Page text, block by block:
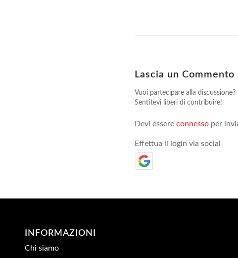
Lascia un Commento
Vuoi partecipare alla discussione?
Sentitevi liberi di contribuire!
Devi essere connesso per
Effettua il login via social
INFORMAZIONI
Chi siamo